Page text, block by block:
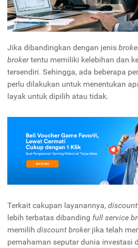
Jika dibandingkan dengan jenis
brokertentu memiliki kelebihan dan
tersendiri. Sehingga, ada beberapa
perlu dilakukan untuk menentukan
layak untuk dipilih atau tidak.
Terkait cakupan layanannya,
lebih terbatas dibanding full service
memilih discount broker jika telah
pemahaman seputar dunia investasi